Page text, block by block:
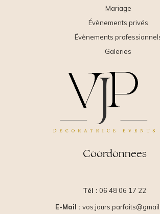
Mariage
Évènements privés
Évènements
Galeries
Coordonnees
Tél : 06 48 06 17 22
E-Mail :